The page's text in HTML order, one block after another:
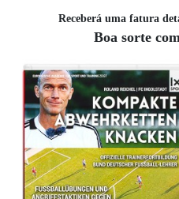
Receberá uma fatura
Boa sorte